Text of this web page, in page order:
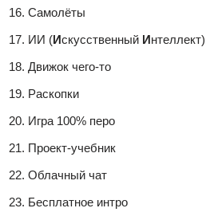
Самолёты
ИИ (Искусственный Интеллект)
Движок чего-то
Раскопки
Игра 100% перо
Проект-учебник
Облачный чат
Бесплатное интро